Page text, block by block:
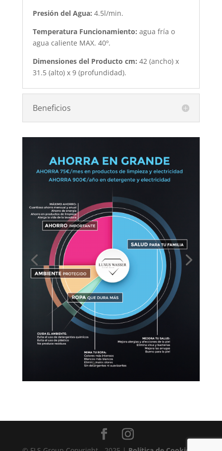
Presión del Agua: 4.5l/min.
Temperatura Funcionamiento: agua fría o
agua caliente MAX. 40º.
Dimensiones del Producto cm: 42 (ancho) x
31.5 (alto) x 9 (profundidad).
Beneficios